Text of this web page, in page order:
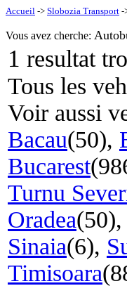
Accueil -> Slobozia Transport -
Vous avez cherche:
1 resultat
Tous les
Voir aussi
Bacau(50),
Bucarest
Turnu
Oradea(50),
Sinaia(6),
Timisoara